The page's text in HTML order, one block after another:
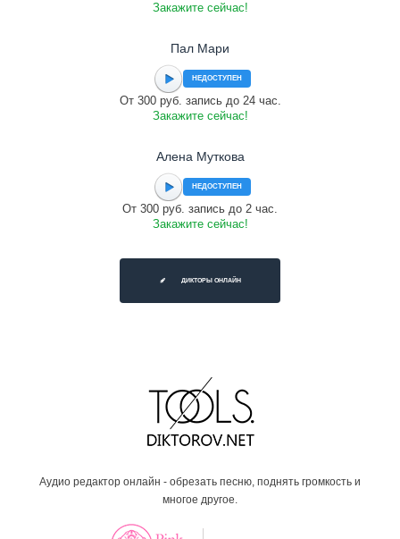
Закажите сейчас!
Пал Мари
НЕДОСТУПЕН
От 300 руб. запись до 24 час.
Закажите сейчас!
Алена Муткова
НЕДОСТУПЕН
От 300 руб. запись до 2 час.
Закажите сейчас!
ДИКТОРЫ ОНЛАЙН
Аудио редактор онлайн - обрезать песню, поднять громкость и
многое другое.